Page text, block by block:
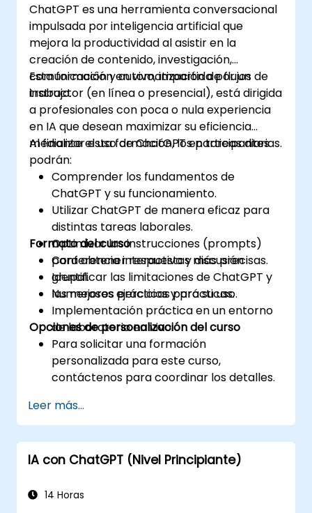
ChatGPT es una herramienta conversacional
impulsada por inteligencia artificial que
mejora la productividad al asistir en la
creación de contenido, investigación,
comunicación y automatización de flujos de
trabajo.
Esta formación en vivo, impartida por un
instructor (en línea o presencial), está dirigida
a profesionales con poca o nula experiencia
en IA que desean maximizar su eficiencia
mediante el uso de ChatGPT en tareas diarias.
Al finalizar esta formación, los participantes
podrán:
Comprender los fundamentos de
ChatGPT y su funcionamiento.
Utilizar ChatGPT de manera eficaz para
distintas tareas laborales.
Optimizar las instrucciones (prompts)
para obtener respuestas más precisas.
Identificar las limitaciones de ChatGPT y
las mejores prácticas para su uso.
Formato del curso
Conferencia interactiva y discusión
grupal.
Numerosos ejercicios y prácticas.
Implementación práctica en un entorno
de laboratorio en vivo.
Opciones de personalización del curso
Para solicitar una formación
personalizada para este curso,
contáctenos para coordinar los detalles.
Leer más...
IA con ChatGPT (Nivel Principiante)
14 Horas